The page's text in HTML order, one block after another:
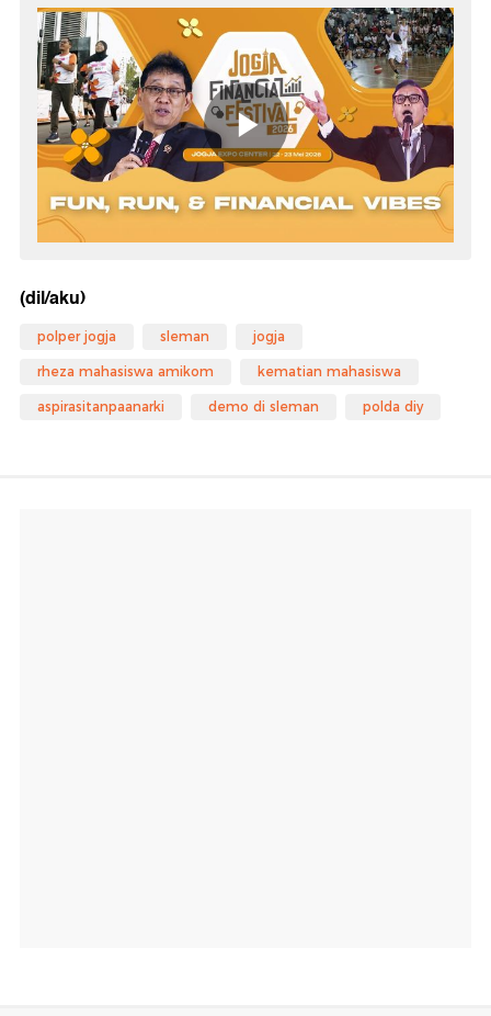
(dil/aku)
polper jogja sleman jogja
rheza mahasiswa amikom kematian mahasiswa
aspirasitanpaanarki demo di sleman polda diy